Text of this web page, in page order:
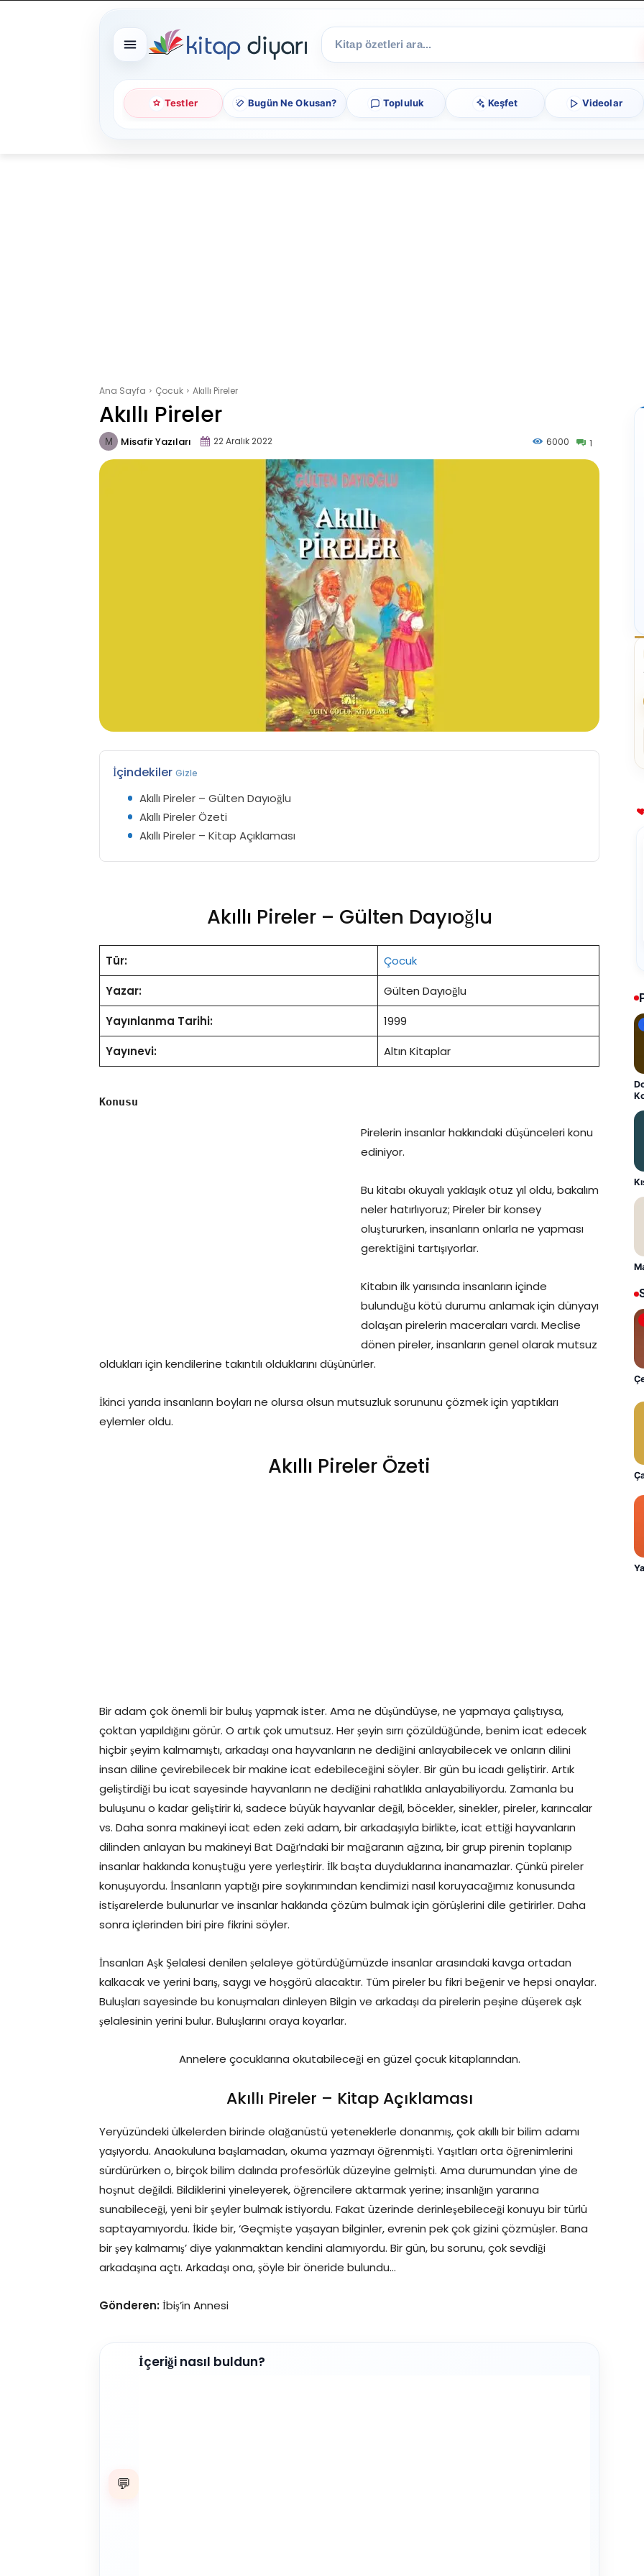
Testler Bugün Ne Okusan? Topluluk Keşfet Videolar
Ana Sayfa Çocuk Akıllı Pireler
Akıllı Pireler
Misafir Yazıları 22 Aralık 2022 1
6000
İçindekiler Gizle
Akıllı Pireler – Gülten Dayıoğlu
Akıllı Pireler Özeti
Akıllı Pireler – Kitap Açıklaması
Akıllı Pireler – Gülten Dayıoğlu
Tür:
Çocuk
Yazar:
Gülten Dayıoğlu
Yayınlanma Tarihi:
1999
Yayınevi:
Altın Kitaplar
Konusu
Pirelerin insanlar hakkındaki düşünceleri konu
ediniyor.
Bu kitabı okuyalı yaklaşık otuz yıl oldu, bakalım
neler hatırlıyoruz; Pireler bir konsey
oluştururken, insanların onlarla ne yapması
gerektiğini tartışıyorlar.
Kitabın ilk yarısında insanların içinde
bulunduğu kötü durumu anlamak için dünyayı
dolaşan pirelerin maceraları vardı. Meclise
dönen pireler, insanların genel olarak mutsuz
oldukları için kendilerine takıntılı olduklarını düşünürler.
İkinci yarıda insanların boyları ne olursa olsun mutsuzluk sorununu çözmek için yaptıkları
eylemler oldu.
Akıllı Pireler Özeti
Bir adam çok önemli bir buluş yapmak ister. Ama ne düşündüyse, ne yapmaya çalıştıysa,
çoktan yapıldığını görür. O artık çok umutsuz. Her şeyin sırrı çözüldüğünde, benim icat edecek
hiçbir şeyim kalmamıştı, arkadaşı ona hayvanların ne dediğini anlayabilecek ve onların dilini
insan diline çevirebilecek bir makine icat edebileceğini söyler. Bir gün bu icadı geliştirir. Artık
geliştirdiği bu icat sayesinde hayvanların ne dediğini rahatlıkla anlayabiliyordu. Zamanla bu
buluşunu o kadar geliştirir ki, sadece büyük hayvanlar değil, böcekler, sinekler, pireler, karıncalar
vs. Daha sonra makineyi icat eden zeki adam, bir arkadaşıyla birlikte, icat ettiği hayvanların
dilinden anlayan bu makineyi Bat Dağı’ndaki bir mağaranın ağzına, bir grup pirenin toplanıp
insanlar hakkında konuştuğu yere yerleştirir. İlk başta duyduklarına inanamazlar. Çünkü pireler
konuşuyordu. İnsanların yaptığı pire soykırımından kendimizi nasıl koruyacağımız konusunda
istişarelerde bulunurlar ve insanlar hakkında çözüm bulmak için görüşlerini dile getirirler. Daha
sonra içlerinden biri pire fikrini söyler.
İnsanları Aşk Şelalesi denilen şelaleye götürdüğümüzde insanlar arasındaki kavga ortadan
kalkacak ve yerini barış, saygı ve hoşgörü alacaktır. Tüm pireler bu fikri beğenir ve hepsi onaylar.
Buluşları sayesinde bu konuşmaları dinleyen Bilgin ve arkadaşı da pirelerin peşine düşerek aşk
şelalesinin yerini bulur. Buluşlarını oraya koyarlar.
Annelere çocuklarına okutabileceği en güzel çocuk kitaplarından.
Akıllı Pireler – Kitap Açıklaması
Yeryüzündeki ülkelerden birinde olağanüstü yeteneklerle donanmış, çok akıllı bir bilim adamı
yaşıyordu. Anaokuluna başlamadan, okuma yazmayı öğrenmişti. Yaşıtları orta öğrenimlerini
sürdürürken o, birçok bilim dalında profesörlük düzeyine gelmişti. Ama durumundan yine de
hoşnut değildi. Bildiklerini yineleyerek, öğrencilere aktarmak yerine; insanlığın yararına
sunabileceği, yeni bir şeyler bulmak istiyordu. Fakat üzerinde derinleşebileceği konuyu bir türlü
saptayamıyordu. İkide bir, ‘Geçmişte yaşayan bilginler, evrenin pek çok gizini çözmüşler. Bana
bir şey kalmamış’ diye yakınmaktan kendini alamıyordu. Bir gün, bu sorunu, çok sevdiği
arkadaşına açtı. Arkadaşı ona, şöyle bir öneride bulundu…
Gönderen:İbiş’in Annesi
💬
İçeriği nasıl buldun?